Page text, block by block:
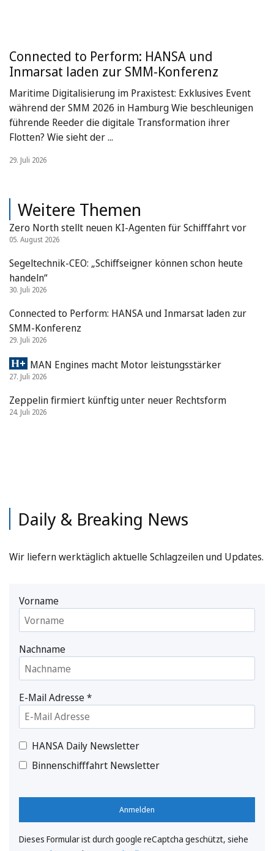
Connected to Perform: HANSA und
Inmarsat laden zur SMM-Konferenz
Maritime Digitalisierung im Praxistest: Exklusives Event
während der SMM 2026 in Hamburg Wie beschleunigen
führende Reeder die digitale Transformation ihrer
Flotten? Wie sieht der ...
29. Juli 2026
Weitere Themen
Zero North stellt neuen KI-Agenten für Schifffahrt vor
05. August 2026
Segeltechnik-CEO: „Schiffseigner können schon heute
handeln“
30. Juli 2026
Connected to Perform: HANSA und Inmarsat laden zur
SMM-Konferenz
29. Juli 2026
MAN Engines macht Motor leistungsstärker
27. Juli 2026
Zeppelin firmiert künftig unter neuer Rechtsform
24. Juli 2026
Daily & Breaking News
Wir liefern werktäglich aktuelle Schlagzeilen und Updates.
Vorname
Nachname
E-Mail Adresse*
HANSA Daily Newsletter
Binnenschifffahrt Newsletter
Anmelden
Dieses Formular ist durch google reCaptcha geschützt, siehe